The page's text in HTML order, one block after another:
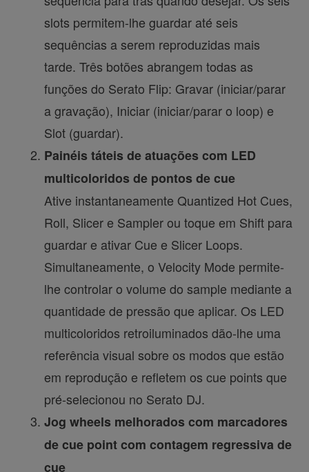
slots permitem-lhe guardar até seis
sequências a serem reproduzidas mais
tarde. Três botões abrangem todas as
funções do Serato Flip: Gravar (iniciar/parar
a gravação), Iniciar (iniciar/parar o loop) e
Slot (guardar).
Painéis táteis de atuações com LED
multicoloridos de pontos de cue
Ative instantaneamente Quantized Hot Cues,
Roll, Slicer e Sampler ou toque em Shift para
guardar e ativar Cue e Slicer Loops.
Simultaneamente, o Velocity Mode permite-
lhe controlar o volume do sample mediante a
quantidade de pressão que aplicar. Os LED
multicoloridos retroiluminados dão-lhe uma
referência visual sobre os modos que estão
em reprodução e refletem os cue points que
pré-selecionou no Serato DJ.
Jog wheels melhorados com marcadores
de cue point com contagem regressiva de
cue